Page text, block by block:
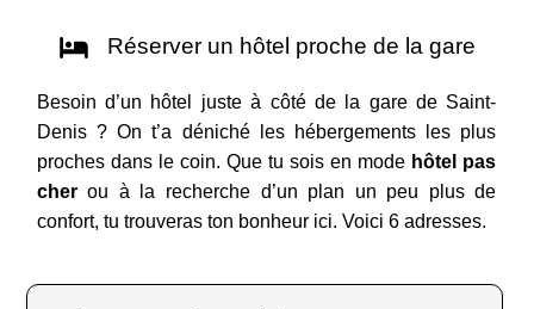
Réserver un hôtel proche de la gare
Besoin d’un hôtel juste à côté de la gare de Saint-
Denis ? On t’a déniché les hébergements les plus
proches dans le coin. Que tu sois en mode hôtel pas
cherou à la recherche d’un plan un peu plus de
confort, tu trouveras ton bonheur ici. Voici 6 adresses.